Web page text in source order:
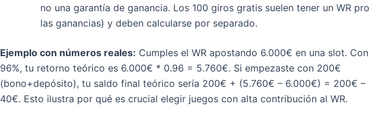
no una garantía de ganancia. Los 100 giros gratis suelen tener un WR
las ganancias) y deben calcularse por separado.
Ejemplo con números reales: Cumples el WR apostando 6.000€ en una slot.
96%, tu retorno teórico es 6.000€ * 0.96 = 5.760€. Si empezaste con 200€
(bono+depósito), tu saldo final teórico sería 200€ + (5.760€ – 6.000€) = 200€ –
40€. Esto ilustra por qué es crucial elegir juegos con alta contribución al WR.